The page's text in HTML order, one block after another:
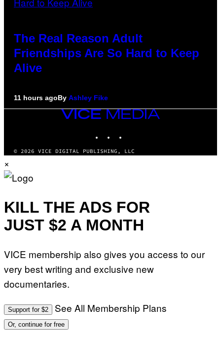
The Real Reason Adult
Friendships Are So Hard to Keep
Alive
11 hours agoBy Ashley Fike
VICE
MEDIA
© 2026 VICE DIGITAL PUBLISHING, LLC
×
KILL THE ADS FOR
JUST $2 A MONTH
VICE membership also gives you access to our
very best writing and exclusive new
documentaries.
Support for $2 See All Membership Plans
Or, continue for free